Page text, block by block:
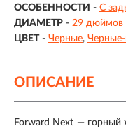
ОСОБЕННОСТИ - С
ДИАМЕТР - 29 дюймов
ЦВЕТ - Черные
ОПИСАНИЕ
Forward Next — горный